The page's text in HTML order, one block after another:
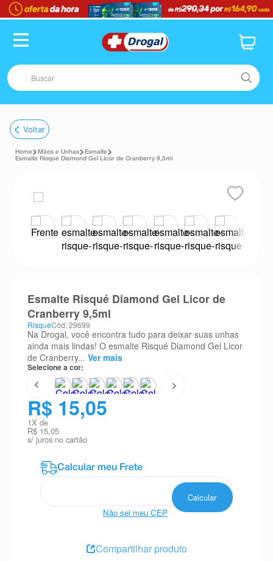
Buscar
1º fralda
2º pampers confort sec max
lenço umedecido
tadalafila
minoxidil
teste gravidez
ºesmalte
Voltar
Mãos e Unhas
Esmalte
Esmalte Risqué Diamond Gel Licor de Cranberry 9,5ml
Esmalte Risqué Diamond Gel Licor de
Cranberry 9,5ml
RisquéCód: 29699
Na Drogal, você encontra tudo para deixar suas unhas
ainda mais lindas! O esmalte Risqué Diamond Gel Licor
de Cranberry... Ver mais
Selecione a cor:
R$ 15,05
1X de
R$ 15,05
s/ juros no cartão
Não sei meu CEP
Compartilhar produto